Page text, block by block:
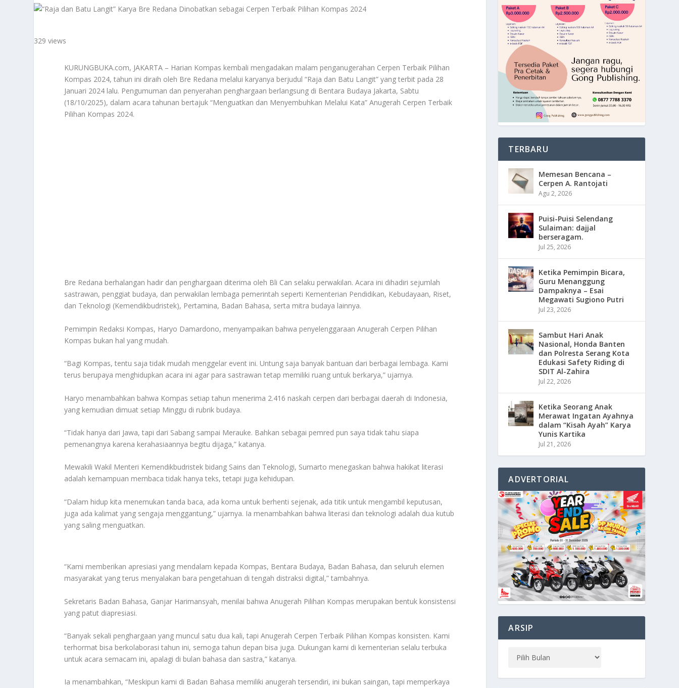
329 views
KURUNGBUKA.com, JAKARTA – Harian Kompas kembali mengadakan malam penganugerahan Cerpen Terbaik Pilihan
Kompas 2024, tahun ini diraih oleh Bre Redana melalui karyanya berjudul “Raja dan Batu Langit” yang terbit pada 28
Januari 2024 lalu. Pengumuman dan penyerahan penghargaan berlangsung di Bentara Budaya Jakarta, Sabtu
(18/10/2025), dalam acara tahunan bertajuk “Menguatkan dan Menyembuhkan Melalui Kata” Anugerah Cerpen Terbaik
Pilihan Kompas 2024.
Bre Redana berhalangan hadir dan penghargaan diterima oleh Bli Can selaku perwakilan. Acara ini dihadiri sejumlah
sastrawan, penggiat budaya, dan perwakilan lembaga pemerintah seperti Kementerian Pendidikan, Kebudayaan, Riset,
dan Teknologi (Kemendikbudristek), Pertamina, Badan Bahasa, serta mitra budaya lainnya.
Pemimpin Redaksi Kompas, Haryo Damardono, menyampaikan bahwa penyelenggaraan Anugerah Cerpen Pilihan
Kompas bukan hal yang mudah.
“Bagi Kompas, tentu saja tidak mudah menggelar event ini. Untung saja banyak bantuan dari berbagai lembaga. Kami
terus berupaya menghidupkan acara ini agar para sastrawan tetap memiliki ruang untuk berkarya,” ujarnya.
Haryo menambahkan bahwa Kompas setiap tahun menerima 2.416 naskah cerpen dari berbagai daerah di Indonesia,
yang kemudian dimuat setiap Minggu di rubrik budaya.
“Tidak hanya dari Jawa, tapi dari Sabang sampai Merauke. Bahkan sebagai pemred pun saya tidak tahu siapa
pemenangnya karena kerahasiaannya begitu dijaga,” katanya.
Mewakili Wakil Menteri Kemendikbudristek bidang Sains dan Teknologi, Sumarto menegaskan bahwa hakikat literasi
adalah kemampuan membaca tidak hanya teks, tetapi juga kehidupan.
“Dalam hidup kita menemukan tanda baca, ada koma untuk berhenti sejenak, ada titik untuk mengambil keputusan,
juga ada kalimat yang sengaja menggantung,” ujarnya. Ia menambahkan bahwa literasi dan teknologi adalah dua kutub
yang saling menguatkan.
“Kami memberikan apresiasi yang mendalam kepada Kompas, Bentara Budaya, Badan Bahasa, dan seluruh elemen
masyarakat yang terus menyalakan bara pengetahuan di tengah distraksi digital,” tambahnya.
Sekretaris Badan Bahasa, Ganjar Harimansyah, menilai bahwa Anugerah Pilihan Kompas merupakan bentuk konsistensi
yang patut diapresiasi.
“Banyak sekali penghargaan yang muncul satu dua kali, tapi Anugerah Cerpen Terbaik Pilihan Kompas konsisten. Kami
terhormat bisa berkolaborasi tahun ini, semoga tahun depan bisa juga. Dukungan kami di kementerian selalu terbuka
untuk acara semacam ini, apalagi di bulan bahasa dan sastra,” katanya.
Ia menambahkan, “Meskipun kami di Badan Bahasa memiliki anugerah tersendiri, ini bukan saingan, tapi memperkaya
TERBARU
Memesan Bencana –
Cerpen A. Rantojati
Agu 2, 2026
Puisi-Puisi Selendang
Sulaiman: dajjal
berseragam.
Jul 25, 2026
Ketika Pemimpin Bicara,
Guru Menanggung
Dampaknya – Esai
Megawati Sugiono Putri
Jul 23, 2026
Sambut Hari Anak
Nasional, Honda Banten
dan Polresta Serang Kota
Edukasi Safety Riding di
SDIT Al-Zahira
Jul 22, 2026
Ketika Seorang Anak
Merawat Ingatan Ayahnya
dalam “Kisah Ayah” Karya
Yunis Kartika
Jul 21, 2026
ADVERTORIAL
ARSIP